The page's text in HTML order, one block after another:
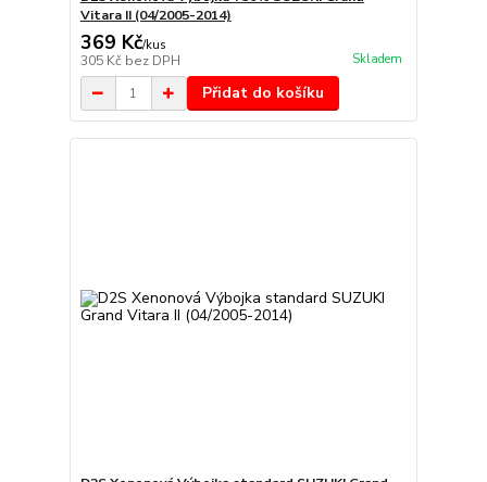
Vitara II (04/2005-2014)
369 Kč/kus
305 Kč bez DPH Skladem
Přidat do košíku